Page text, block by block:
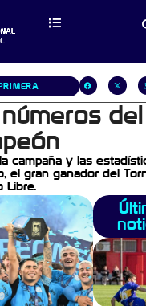
PRIMERA
del
campaña y las
el gran ganador del
Libre.